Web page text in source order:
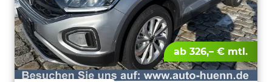
ab 326,– € mtl.